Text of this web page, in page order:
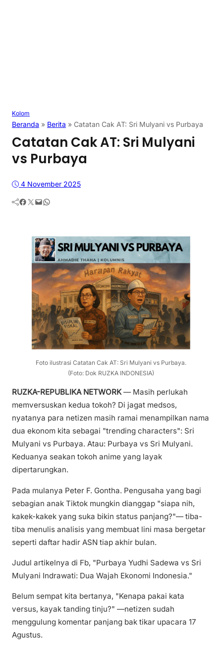
Kolom
Beranda » Berita » Catatan Cak AT: Sri Mulyani vs Purbaya
Catatan Cak AT: Sri Mulyani
vs Purbaya
4 November 2025
Facebook Twitter Mail WhatsApp
Foto ilustrasi Catatan Cak AT: Sri Mulyani vs Purbaya.
(Foto: Dok RUZKA INDONESIA)
RUZKA-REPUBLIKA NETWORK— Masih perlukah
memversuskan kedua tokoh? Di jagat medsos,
nyatanya para netizen masih ramai menampilkan nama
dua ekonom kita sebagai "trending characters": Sri
Mulyani vs Purbaya. Atau: Purbaya vs Sri Mulyani.
Keduanya seakan tokoh anime yang layak
dipertarungkan.
Pada mulanya Peter F. Gontha. Pengusaha yang bagi
sebagian anak Tiktok mungkin dianggap "siapa nih,
kakek-kakek yang suka bikin status panjang?"— tiba-
tiba menulis analisis yang membuat lini masa bergetar
seperti daftar hadir ASN tiap akhir bulan.
Judul artikelnya di Fb, "Purbaya Yudhi Sadewa vs Sri
Mulyani Indrawati: Dua Wajah Ekonomi Indonesia."
Belum sempat kita bertanya, "Kenapa pakai kata
versus, kayak tanding tinju?" —netizen sudah
menggulung komentar panjang bak tikar upacara 17
Agustus.